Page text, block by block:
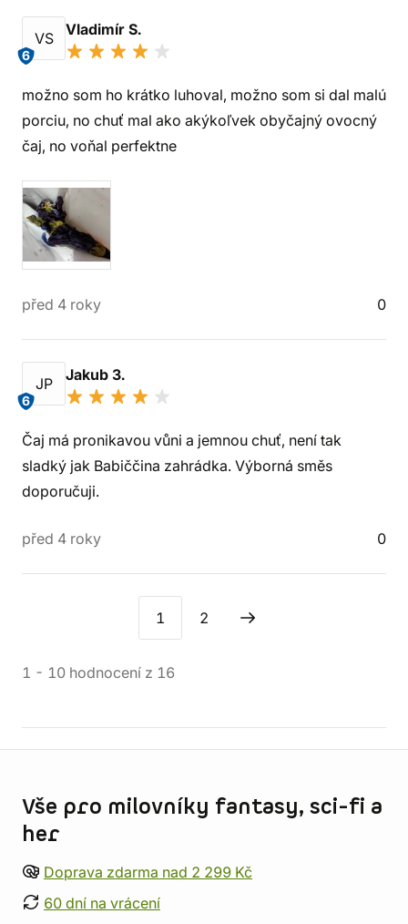
VS
6
Vladimír S.
možno som ho krátko luhoval, možno som si dal malú
porciu, no chuť mal ako akýkoľvek obyčajný ovocný
čaj, no voňal perfektne
před 4 roky 0
JP
6
Jakub 3.
Čaj má pronikavou vůni a jemnou chuť, není tak
sladký jak Babiččina zahrádka. Výborná směs
doporučuji.
před 4 roky 0
1 2
1 - 10 hodnocení z 16
Vše pro milovníky fantasy, sci-fi a
her
Doprava zdarma nad 2 299 Kč
60 dní na vrácení